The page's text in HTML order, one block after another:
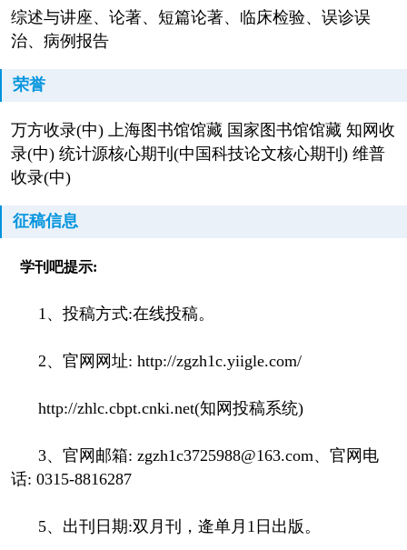
综述与讲座、论著、短篇论著、临床检验、误诊误
治、病例报告
荣誉
万方收录(中) 上海图书馆馆藏 国家图书馆馆藏 知网收
录(中) 统计源核心期刊(中国科技论文核心期刊) 维普
收录(中)
征稿信息
学刊吧提示:
1、投稿方式:在线投稿。
2、官网网址: http://zgzh1c.yiigle.com/
http://zhlc.cbpt.cnki.net(知网投稿系统)
3、官网邮箱: zgzh1c3725988@163.com、官网电
话: 0315-8816287
5、出刊日期:双月刊，逄单月1日出版。